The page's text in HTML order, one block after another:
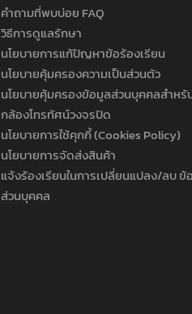
คำถามที่พบบ่อย FAQ
วิธีการดูแลรักษา
นโยบายการแก้ปัญหาข้อร้องเรียน
นโยบายคุ้มครองความเป็นส่วนตัว
นโยบายคุ้มครองข้อมูลส่วนบุคคลสำหรั
กล้องโทรทัศน์วงจรปิด
นโยบายการใช้คุกกี้ (Cookies Policy)
นโยบายการจัดส่งสินค้า
แจ้งร้องเรียนในการเปลี่ยนแปลง/ลบ ข้
ส่วนบุคคล